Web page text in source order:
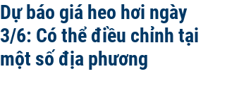
Dự báo giá heo hơi ngày
3/6: Có thể điều chỉnh tại
một số địa phương